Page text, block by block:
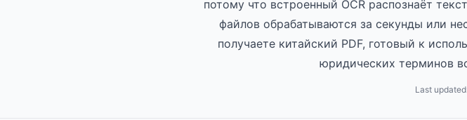
потому что встроенный OCR распознаёт
файлов обрабатываются за секунды или
получаете китайский PDF, готовый к
юридических терминов
Last